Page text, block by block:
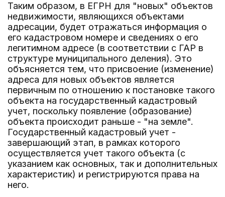
Таким образом, в ЕГРН для "новых" объектов
недвижимости, являющихся объектами
адресации, будет отражаться информация о
его кадастровом номере и сведениях о его
легитимном адресе (в соответствии с ГАР в
структуре муниципального деления). Это
объясняется тем, что присвоение (изменение)
адреса для новых объектов является
первичным по отношению к постановке такого
объекта на государственный кадастровый
учет, поскольку появление (образование)
объекта происходит раньше - "на земле".
Государственный кадастровый учет -
завершающий этап, в рамках которого
осуществляется учет такого объекта (с
указанием как основных, так и дополнительных
характеристик) и регистрируются права на
него.